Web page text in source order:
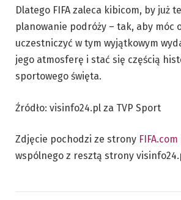
Dlatego FIFA zaleca kibicom, by już
planowanie podróży – tak, aby móc
uczestniczyć w tym wyjątkowym
jego atmosferę i stać się częścią
sportowego święta.
Źródło: visinfo24.pl za TVP Sport
Zdjęcie pochodzi ze strony FIFA.com
wspólnego z resztą strony